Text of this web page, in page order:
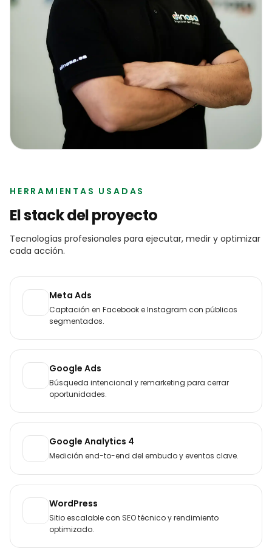
HERRAMIENTAS USADAS
El stack del proyecto
Tecnologías profesionales para ejecutar, medir y optimizar
cada acción.
Meta Ads
Captación en Facebook e Instagram con públicos
segmentados.
Google Ads
Búsqueda intencional y remarketing para cerrar
oportunidades.
Google Analytics 4
Medición end-to-end del embudo y eventos clave.
WordPress
Sitio escalable con SEO técnico y rendimiento
optimizado.